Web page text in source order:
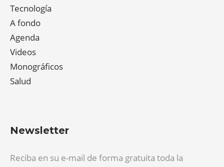
Tecnología
A fondo
Agenda
Videos
Monográficos
Salud
Newsletter
Reciba en su e-mail de forma gratuita toda la